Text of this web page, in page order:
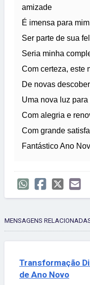
amizade
É imensa para
Ser parte de sua
Seria minha
Com certeza, este
De novas
Uma nova luz
Com alegria e
Com grande
Fantástico Ano
MENSAGENS
Transformação
de Ano Novo